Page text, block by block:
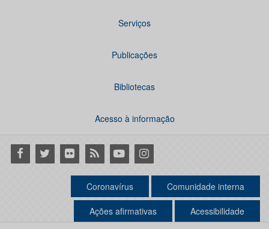
Serviços
Publicações
Bibliotecas
Acesso à informação
Facebook
Twitter Flickr RSS YoutubeInstagram
Coronavírus Comunidade interna
Ações afirmativas Acessibilidade